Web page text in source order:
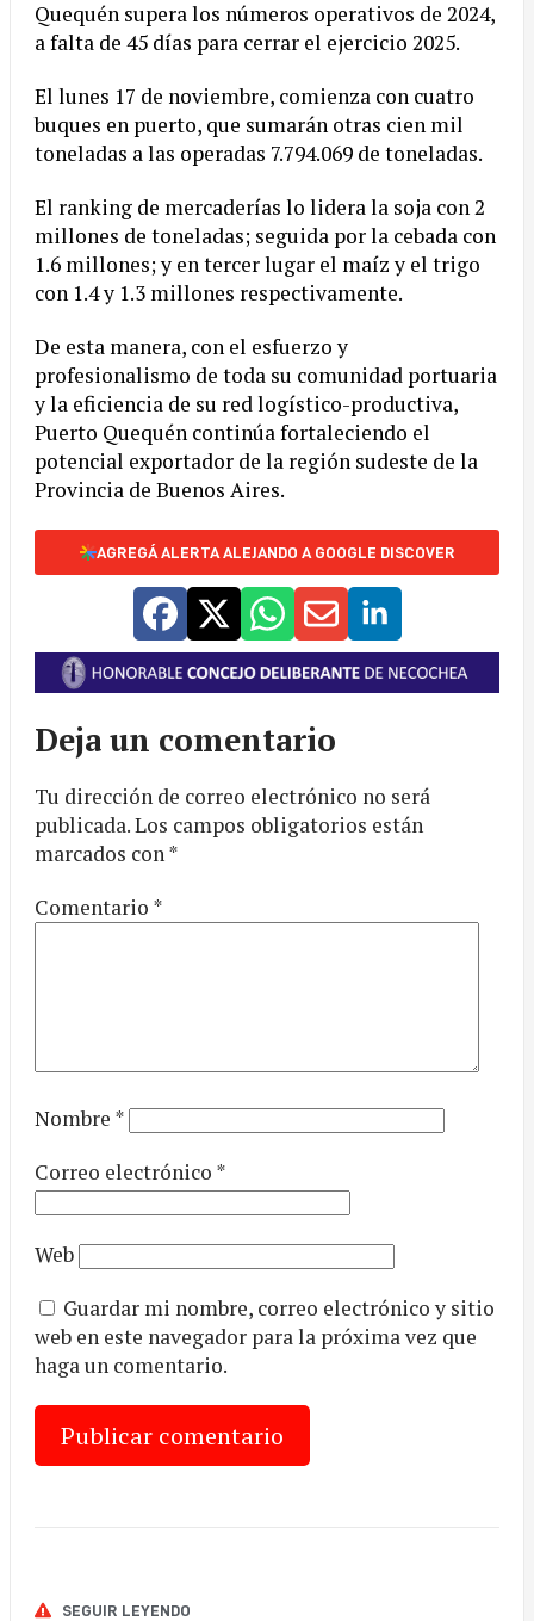
Quequén supera los números operativos de 2024,
a falta de 45 días para cerrar el ejercicio 2025.
El lunes 17 de noviembre, comienza con cuatro
buques en puerto, que sumarán otras cien mil
toneladas a las operadas 7.794.069 de toneladas.
El ranking de mercaderías lo lidera la soja con 2
millones de toneladas; seguida por la cebada con
1.6 millones; y en tercer lugar el maíz y el trigo
con 1.4 y 1.3 millones respectivamente.
De esta manera, con el esfuerzo y
profesionalismo de toda su comunidad portuaria
y la eficiencia de su red logístico-productiva,
Puerto Quequén continúa fortaleciendo el
potencial exportador de la región sudeste de la
Provincia de Buenos Aires.
AGREGÁ ALERTA ALEJANDO A GOOGLE DISCOVER
Deja un comentario
Tu dirección de correo electrónico no será
publicada.Los campos obligatorios están
marcados con*
Comentario *
Nombre *
Correo electrónico *
Web
Guardar mi nombre, correo electrónico y sitio
web en este navegador para la próxima vez que
haga un comentario.
SEGUIR LEYENDO